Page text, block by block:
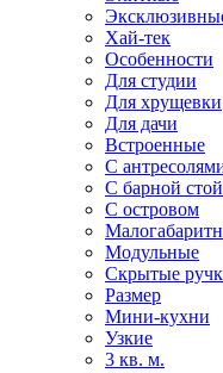
Хай-тек
Особенности
Для студии
Для хрущевки
Для дачи
Встроенные
С
С барной
С островом
Модульные
Скрытые
Размер
Мини-кухни
Узкие
3 кв. м.